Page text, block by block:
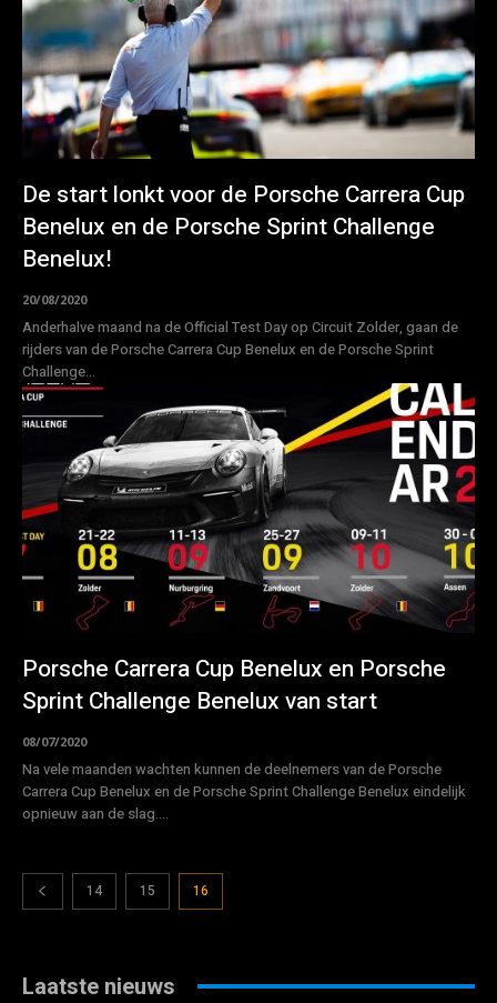
De start lonkt voor de Porsche Carrera Cup
Benelux en de Porsche Sprint Challenge
Benelux!
20/08/2020
Anderhalve maand na de Official Test Day op Circuit Zolder, gaan de
rijders van de Porsche Carrera Cup Benelux en de Porsche Sprint
Challenge...
Porsche Carrera Cup Benelux en Porsche
Sprint Challenge Benelux van start
08/07/2020
Na vele maanden wachten kunnen de deelnemers van de Porsche
Carrera Cup Benelux en de Porsche Sprint Challenge Benelux eindelijk
opnieuw aan de slag....
14 15 16
Laatste nieuws